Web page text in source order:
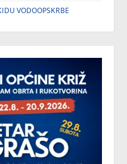
VODOOPSKRBE